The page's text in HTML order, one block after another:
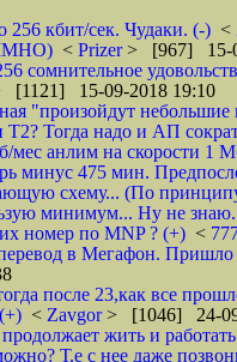
256 кбит/сек. Чудаки. (-) <
< Prizer> [967] 15-
сомнительное
[1121] 15-09-2018 19:10
"произойдут небольшие
Т2? Тогда надо и АП
мес анлим на скорости 1
минус 475 мин.
схему... (По
минимум... Ну не
номер по MNP ? (+) <
в Мегафон.
после 23,как все
< Zavgor> [1046] 24-
жить и
Т.е с нее даже